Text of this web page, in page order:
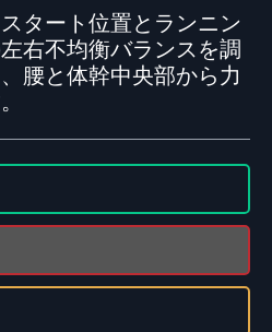
タート位置とランニン
右不均衡バランスを調
腰と体幹中央部から力